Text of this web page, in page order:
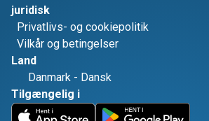
juridisk
Privatlivs- og cookiepolitik
Vilkår og betingelser
Land
Danmark - Dansk
Tilgængelig i